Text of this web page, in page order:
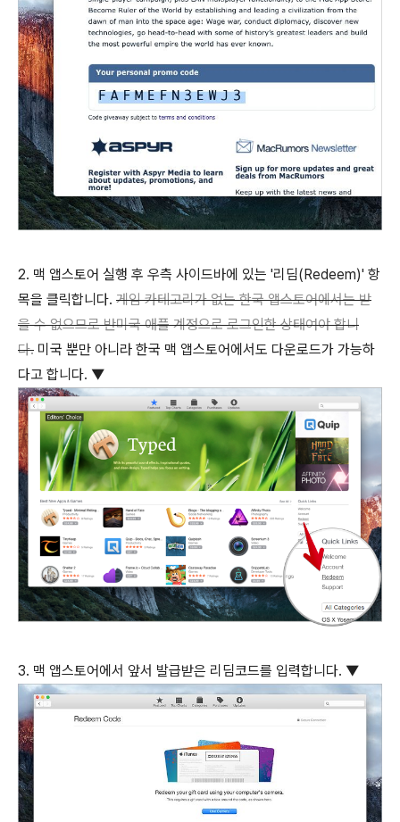
2. 맥 앱스토어 실행 후 우측 사이드바에 있는 '리딤(Redeem)' 항
목을 클릭합니다. 게임 카테고리가 없는 한국 앱스토어에서는 받
을 수 없으므로 반미국 애플 계정으로 로그인한 상태여야 합니
다. 미국 뿐만 아니라 한국 맥 앱스토어에서도 다운로드가 가능하
다고 합니다. ▼
3. 맥 앱스토어에서 앞서 발급받은 리딤코드를 입력합니다. ▼